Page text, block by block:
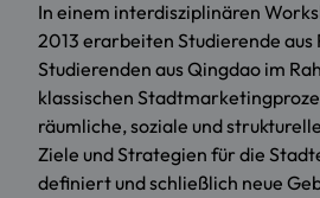
In einem interdisziplinären
2013 erarbeiten Studierende aus
Studierenden aus Qingdao im
klassischen
räumliche, soziale und
Ziele und Strategien für die
definiert und schließlich neue